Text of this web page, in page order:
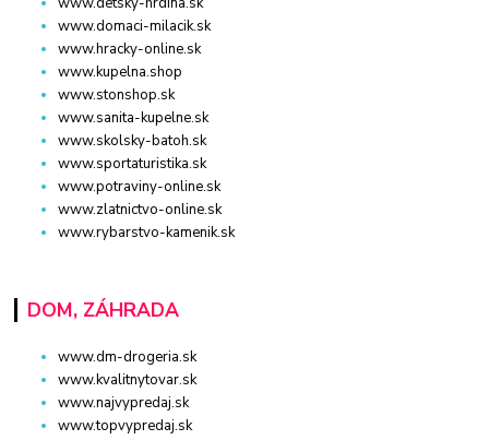
www.domaci-milacik.sk
www.hracky-online.sk
www.kupelna.shop
www.stonshop.sk
www.sanita-kupelne.sk
www.skolsky-batoh.sk
www.sportaturistika.sk
www.potraviny-online.sk
www.zlatnictvo-online.sk
www.rybarstvo-kamenik.sk
DOM, ZÁHRADA
www.dm-drogeria.sk
www.kvalitnytovar.sk
www.najvypredaj.sk
www.topvypredaj.sk